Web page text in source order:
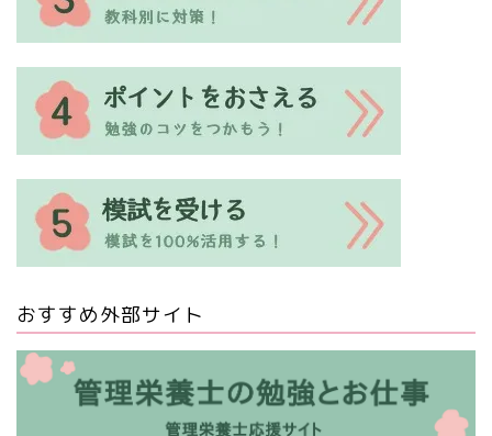
おすすめ外部サイト